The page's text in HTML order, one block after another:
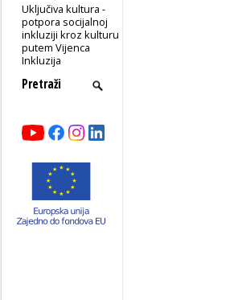
Uključiva kultura -
potpora socijalnoj
inkluziji kroz kulturu
putem Vijenca
Inkluzija